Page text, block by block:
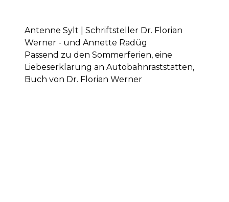
Antenne Sylt | Schriftsteller Dr. Florian
Werner - und Annette Radüg
Passend zu den Sommerferien, eine
Liebeserklärung an Autobahnraststätten,
Buch von Dr. Florian Werner